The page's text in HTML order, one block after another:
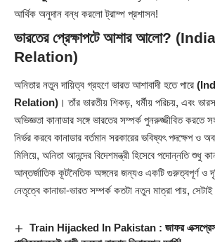
আর্থিক অনুদান বন্ধ করলো ট্রাম্প প্রশাসন!
ভারতের প্রেক্ষাপটে আশার আলো?
Relation)
অনিতার নতুন দায়িত্ব গ্রহণে ভারত আশাবাদী হতে পারে
Relation) । তাঁর ভারতীয় শিকড়, ধর্মীয় পরিচয়, এবং
অভিজ্ঞতা কানাডার সঙ্গে ভারতের সম্পর্ক পুনরুজ্জীবিত করতে
নির্ভর করবে কানাডার বর্তমান সরকারের ভবিষ্যৎ পদক্ষেপ ও
মিলিয়ে, অনিতা আনন্দের বিদেশমন্ত্রী হিসেবে পদোন্নতি শুধু
আন্তর্জাতিক কূটনৈতিক অঙ্গনের জন্যও একটি গুরুত্বপূর্ণ ও
নেতৃত্বে কানাডা-ভারত সম্পর্ক কতটা নতুন মাত্রা পায়,
Train Hijacked In Pakistan : জাফর